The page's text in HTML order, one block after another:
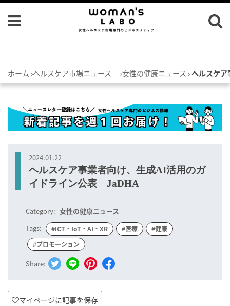
ホーム ヘルスケア市場ニュース 女性の健康ニュース ヘルスケ
2024.01.22
ヘルスケア事業者向け、生成AI活用のガ
イドライン公表 JaDHA
Category: 女性の健康ニュース
Tags:
#ICT・IoT・AI・XR #医療
#健康
#プロモーション
Share:
マイページに記事を保存